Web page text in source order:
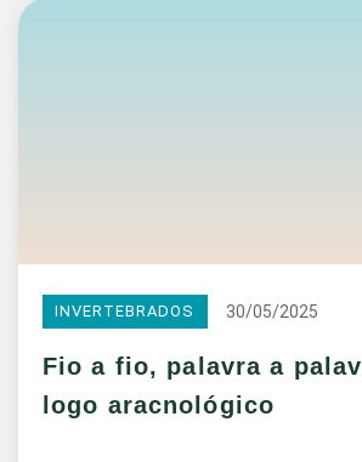
INVERTEBRADOS 30/05/2025
Fio a fio, palavra a
logo aracnológico